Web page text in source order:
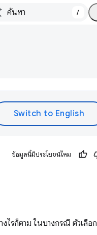
/
ข้อมูลนี้มีประโยชน์ไหม
ไรก็ตาม ในบางกรณี ตัวเลือก